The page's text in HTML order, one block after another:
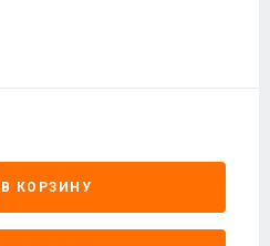
В КОРЗИНУ